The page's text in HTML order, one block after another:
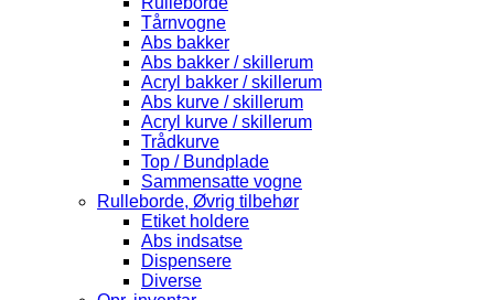
Tårnvogne
Abs bakker
Abs bakker / skillerum
Acryl bakker / skillerum
Abs kurve / skillerum
Acryl kurve / skillerum
Trådkurve
Top / Bundplade
Sammensatte vogne
Rulleborde, Øvrig tilbehør
Etiket holdere
Abs indsatse
Dispensere
Diverse